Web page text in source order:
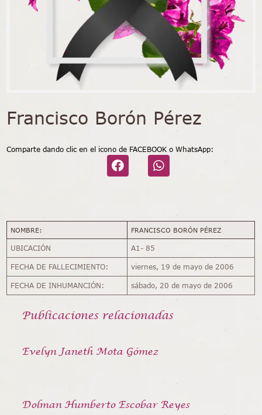
Francisco Borón Pérez
Comparte dando clic en el icono de FACEBOOK o WhatsApp:
NOMBRE: FRANCISCO BORÓN PÉREZ
UBICACIÓN A1- 85
FECHA DE FALLECIMIENTO: viernes, 19 de mayo de 2006
FECHA DE INHUMANCIÓN: sábado, 20 de mayo de 2006
Publicaciones relacionadas
Evelyn Janeth Mota Gómez
Dolman Humberto Escobar Reyes